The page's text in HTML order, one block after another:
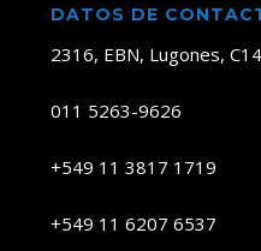
DATOS DE
2316, EBN, Lugones,
011 5263-9626
+549 11 3817 1719
+549 11 6207 6537